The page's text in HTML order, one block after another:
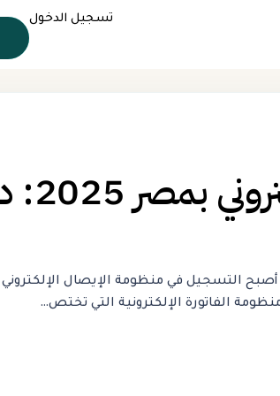
تسجيل الدخول
كيفية
التسجيل في منظومة الإيصال الإلكتروني